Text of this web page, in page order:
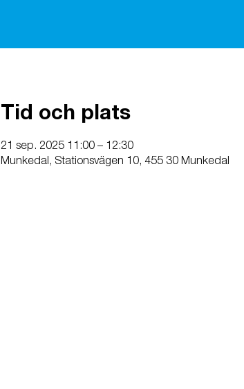
Tid och plats
21 sep. 2025 11:00 – 12:30
Munkedal, Stationsvägen 10, 455 30 Munkedal